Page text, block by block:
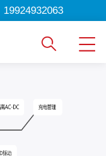
19924932063